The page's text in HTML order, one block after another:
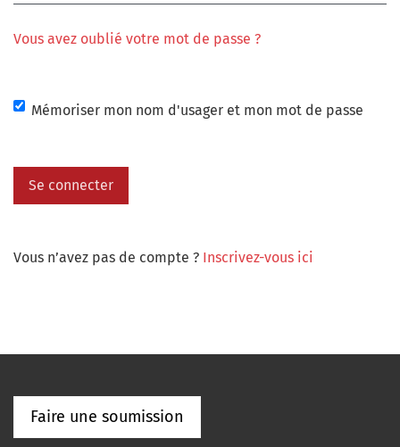
Vous avez oublié votre mot de passe ?
Mémoriser mon nom d'usager et mon mot de passe
Se connecter
Vous n’avez pas de compte ? Inscrivez-vous ici
Faire une soumission